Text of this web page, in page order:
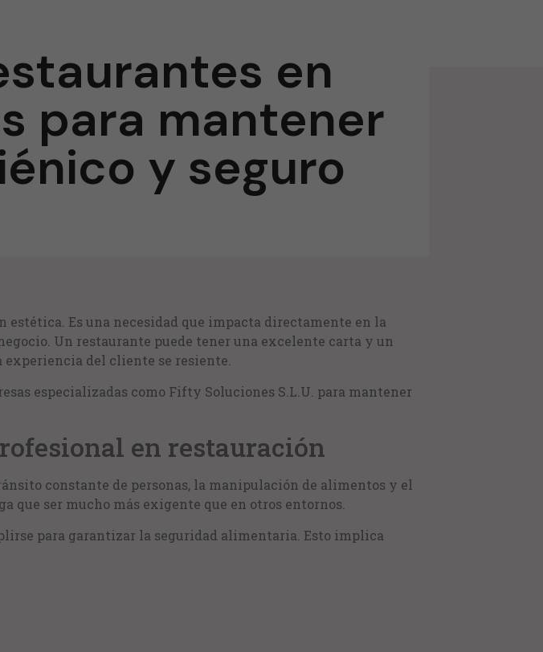
en
para mantener
y seguro
estética. Es una necesidad que impacta directamente en la
Un restaurante puede tener una excelente carta y un
del cliente se resiente.
especializadas como Fifty Soluciones S.L.U. para mantener
en restauración
constante de personas, la manipulación de alimentos y el
que ser mucho más exigente que en otros entornos.
para garantizar la seguridad alimentaria. Esto implica